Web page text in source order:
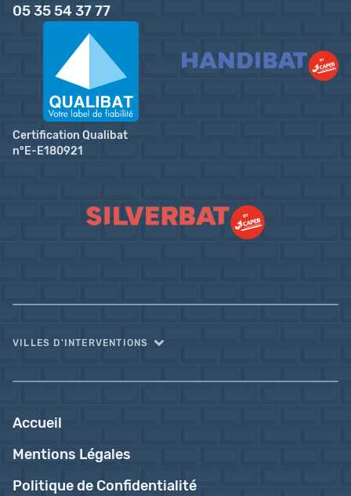
05 35 54 37 77
Certification Qualibat
n°E-E180921
VILLES D'INTERVENTIONS
Accueil
Mentions Légales
Politique de Confidentialité